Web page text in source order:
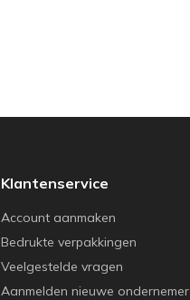
Klantenservice
Account aanmaken
Bedrukte verpakkingen
Veelgestelde vragen
Aanmelden nieuwe ondernemer